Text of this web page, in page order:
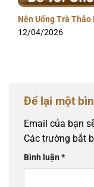
Nên Uống Trà
12/04/2026
Để lại một
Email của bạn
Các trường bắt
Bình luận*